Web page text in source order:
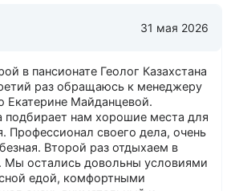
31 мая 2026
в пансионате Геолог Казахстана
раз обращаюсь к менеджеру
Екатерине Майданцевой.
подбирает нам хорошие места для
Профессионал своего дела, очень
Второй раз отдыхаем в
Мы остались довольны условиями
едой, комфортными